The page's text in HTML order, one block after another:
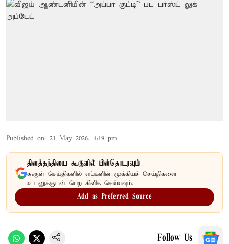
Published on: 21 May 2026, 4:19 pm
தினத்தந்தியை கூகுளில் பின்தொடரவும்
கூகுள் செய்திகளில் எங்களின் முக்கியச் செய்திகளை
உடனுக்குடன் பெற கிளிக் செய்யவும்.
Add as Preferred Source
Follow Us